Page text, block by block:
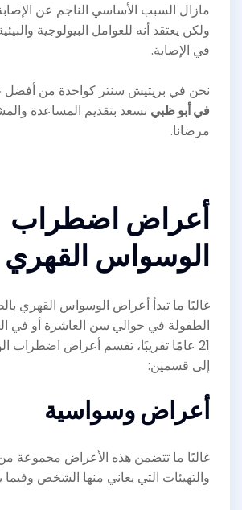
مازال السبب الأساسي الناجم عن
ولكن يعتقد أنه للعوامل البيولوجية
في الإصابة.
نحن في بريتيش سنتر كواحدة من أفضل
في أبو ظبي نسعد بتقديم المساعدة
مرضانا.
أعراض اضطراب
الوسواس القهري
غالبًا ما تبدأ أعراض الوسواس القهري
الطفولة في حوالي سن العاشرة أو في
21 عامًا تقريبًا، تقسم أعراض اضطراب
إلى قسمين:
أعراض وسواسية
غالبًا ما تتضمن هذه الأعراض مجموعة
والتهيئات التي يعاني منها الشخص وفيما